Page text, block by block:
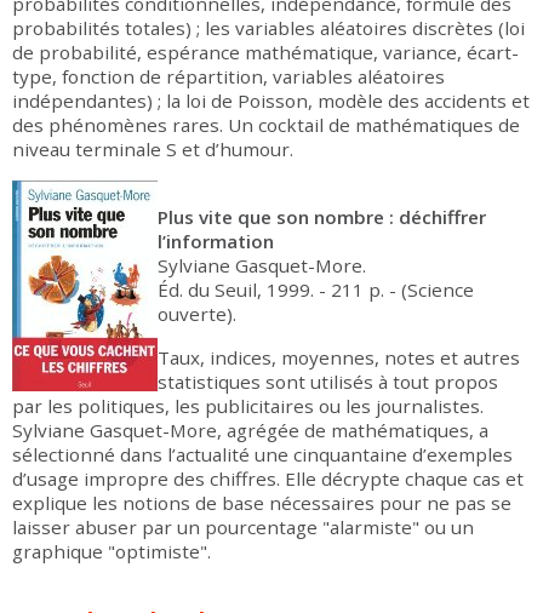
probabilités totales) ; les variables aléatoires discrètes (loi
de probabilité, espérance mathématique, variance, écart-
type, fonction de répartition, variables aléatoires
indépendantes) ; la loi de Poisson, modèle des accidents et
des phénomènes rares. Un cocktail de mathématiques de
niveau terminale S et d’humour.
Plus vite que son nombre : déchiffrer
l’information
Sylviane Gasquet-More.
Éd. du Seuil, 1999. - 211 p. - (Science
ouverte).
Taux, indices, moyennes, notes et autres
statistiques sont utilisés à tout propos
par les politiques, les publicitaires ou les journalistes.
Sylviane Gasquet-More, agrégée de mathématiques, a
sélectionné dans l’actualité une cinquantaine d’exemples
d’usage impropre des chiffres. Elle décrypte chaque cas et
explique les notions de base nécessaires pour ne pas se
laisser abuser par un pourcentage "alarmiste" ou un
graphique "optimiste".